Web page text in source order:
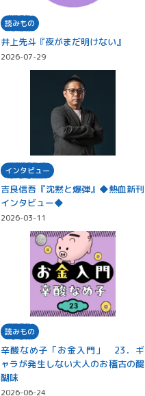
読みもの
井上先斗『夜がまだ明けない』
2026-07-29
インタビュー
吉良信吾『沈黙と爆弾』◆熱血新刊
インタビュー◆
2026-03-11
読みもの
辛酸なめ子「お金入門」 23．ギ
ャラが発生しない大人のお稽古の醍
醐味
2026-06-24